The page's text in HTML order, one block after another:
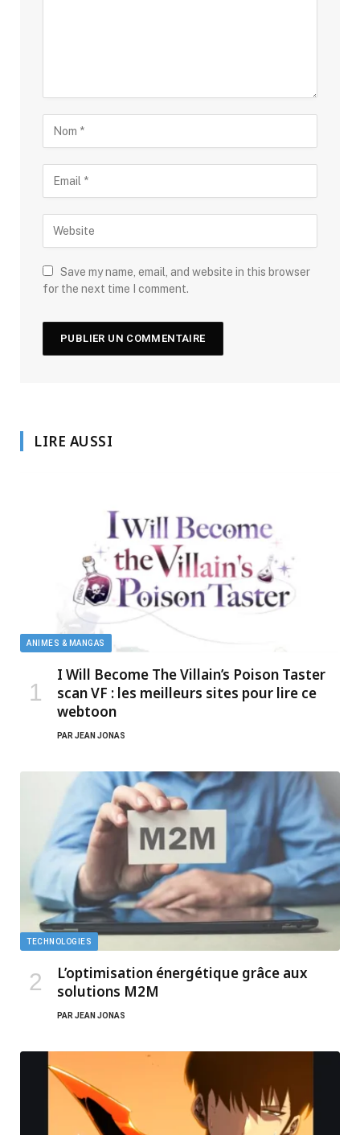
Save my name, email, and website in this browser
for the next time I comment.
LIRE AUSSI
ANIMES & MANGAS
I Will Become The Villain’s Poison Taster
scan VF : les meilleurs sites pour lire ce
webtoon
PAR JEAN JONAS
TECHNOLOGIES
L’optimisation énergétique grâce aux
solutions M2M
PARJEAN JONAS